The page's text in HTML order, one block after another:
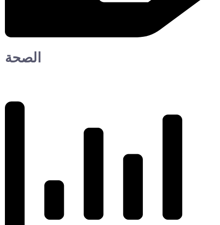
الصحة